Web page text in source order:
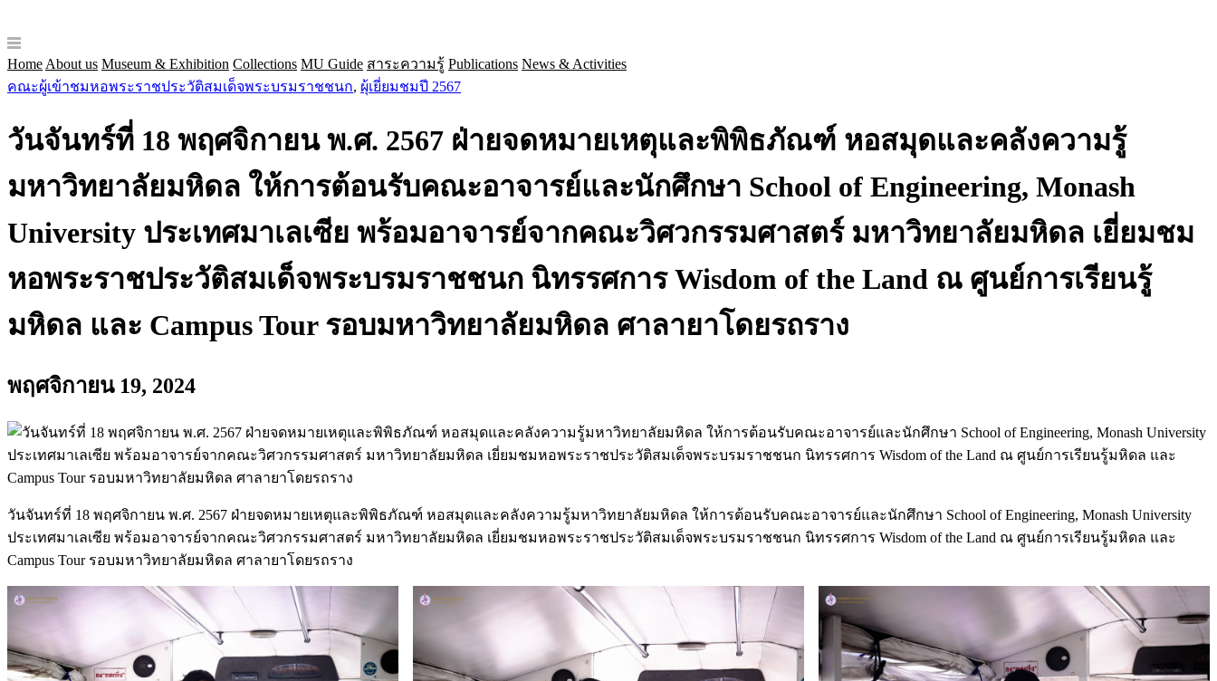
Home About us Museum & Exhibition Collections MU Guide สาระความรู้ Publications News & Activities
คณะผู้เข้าชมหอพระราชประวัติสมเด็จพระบรมราชชนก, ผุ้เยี่ยมชมปี 2567
วันจันทร์ที่ 18 พฤศจิกายน พ.ศ. 2567 ฝ่ายจดหมายเหตุและพิพิธภัณฑ์ หอสมุดและคลังความรู้
มหาวิทยาลัยมหิดล ให้การต้อนรับคณะอาจารย์และนักศึกษา School of Engineering, Monash
University ประเทศมาเลเซีย พร้อมอาจารย์จากคณะวิศวกรรมศาสตร์ มหาวิทยาลัยมหิดล เยี่ยมชม
หอพระราชประวัติสมเด็จพระบรมราชชนก นิทรรศการ Wisdom of the Land ณ ศูนย์การเรียนรู้
มหิดล และ Campus Tour รอบมหาวิทยาลัยมหิดล ศาลายาโดยรถราง
พฤศจิกายน 19, 2024
วันจันทร์ที่ 18 พฤศจิกายน พ.ศ. 2567 ฝ่ายจดหมายเหตุและพิพิธภัณฑ์ หอสมุดและคลังความรู้มหาวิทยาลัยมหิดล ให้การต้อนรับคณะอาจารย์และนักศึกษา School of Engineering, Monash University
ประเทศมาเลเซีย พร้อมอาจารย์จากคณะวิศวกรรมศาสตร์ มหาวิทยาลัยมหิดล เยี่ยมชมหอพระราชประวัติสมเด็จพระบรมราชชนก นิทรรศการ Wisdom of the Land ณ ศูนย์การเรียนรู้มหิดล และ
Campus Tour รอบมหาวิทยาลัยมหิดล ศาลายาโดยรถราง